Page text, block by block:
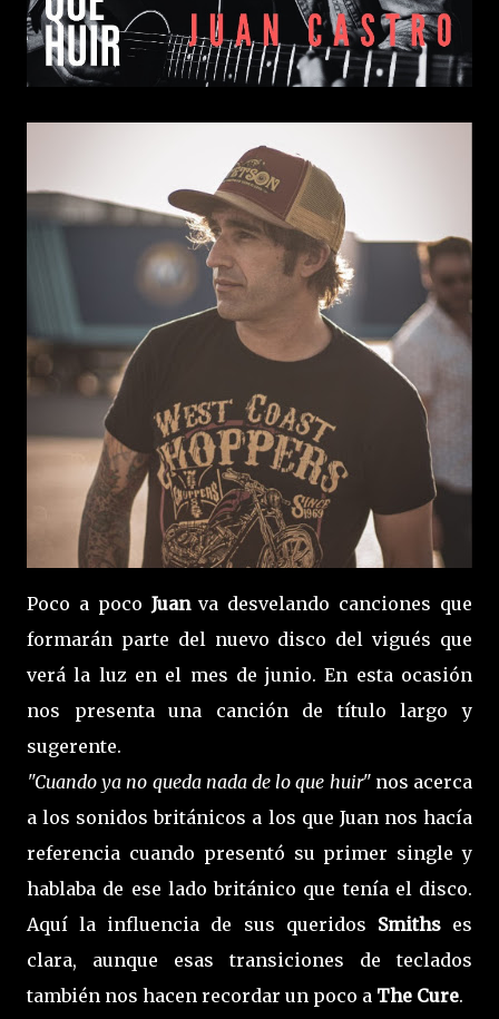
Poco a poco Juanva desvelando canciones que
formarán parte del nuevo disco del vigués que
verá la luz en el mes de junio. En esta ocasión
nos presenta una canción de título largo y
sugerente.
"Cuando ya no queda nada de lo que huir"nos acerca
a los sonidos británicos a los que Juan nos hacía
referencia cuando presentó su primer single y
hablaba de ese lado británico que tenía el disco.
Aquí la influencia de sus queridos Smithses
clara, aunque esas transiciones de teclados
también nos hacen recordar un poco a The Cure.